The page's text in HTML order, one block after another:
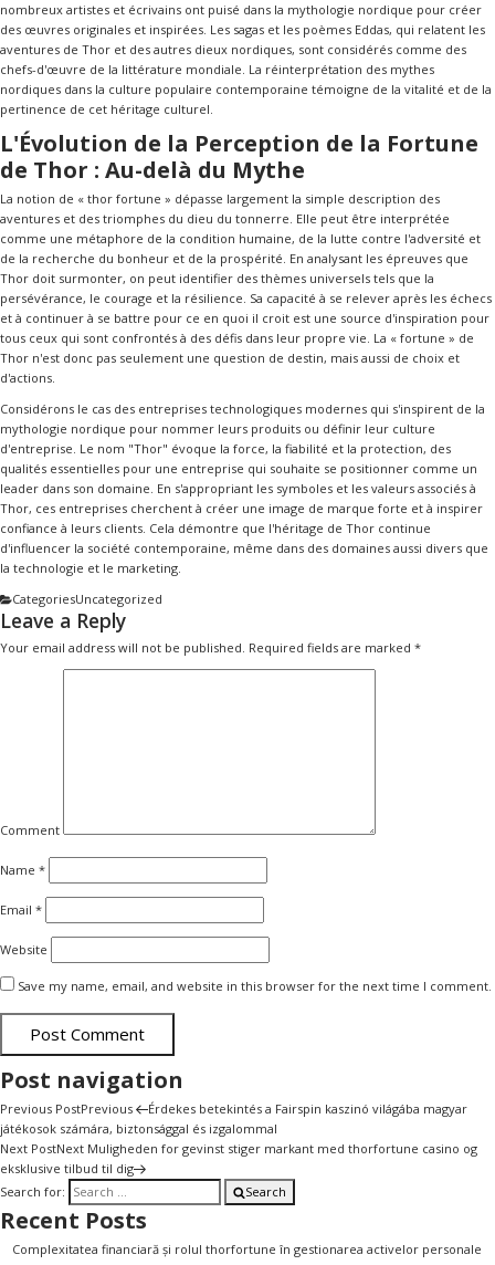
nombreux artistes et écrivains ont puisé dans la mythologie nordique pour créer
des œuvres originales et inspirées. Les sagas et les poèmes Eddas, qui relatent les
aventures de Thor et des autres dieux nordiques, sont considérés comme des
chefs-d'œuvre de la littérature mondiale. La réinterprétation des mythes
nordiques dans la culture populaire contemporaine témoigne de la vitalité et de la
pertinence de cet héritage culturel.
L'Évolution de la Perception de la Fortune
de Thor : Au-delà du Mythe
La notion de « thor fortune » dépasse largement la simple description des
aventures et des triomphes du dieu du tonnerre. Elle peut être interprétée
comme une métaphore de la condition humaine, de la lutte contre l'adversité et
de la recherche du bonheur et de la prospérité. En analysant les épreuves que
Thor doit surmonter, on peut identifier des thèmes universels tels que la
persévérance, le courage et la résilience. Sa capacité à se relever après les échecs
et à continuer à se battre pour ce en quoi il croit est une source d'inspiration pour
tous ceux qui sont confrontés à des défis dans leur propre vie. La « fortune » de
Thor n'est donc pas seulement une question de destin, mais aussi de choix et
d'actions.
Considérons le cas des entreprises technologiques modernes qui s'inspirent de la
mythologie nordique pour nommer leurs produits ou définir leur culture
d'entreprise. Le nom "Thor" évoque la force, la fiabilité et la protection, des
qualités essentielles pour une entreprise qui souhaite se positionner comme un
leader dans son domaine. En s'appropriant les symboles et les valeurs associés à
Thor, ces entreprises cherchent à créer une image de marque forte et à inspirer
confiance à leurs clients. Cela démontre que l'héritage de Thor continue
d'influencer la société contemporaine, même dans des domaines aussi divers que
la technologie et le marketing.
CategoriesUncategorized
Leave a Reply
Your email address will not be published. Required fields are marked *
Comment
Name *
Email *
Website
Save my name, email, and website in this browser for the next time I comment.
Post navigation
Previous PostPrevious
Érdekes betekintés a Fairspin kaszinó világába magyar
játékosok számára, biztonsággal és izgalommal
Next PostNext Muligheden for gevinst stiger markant med thorfortune casino og
eksklusive tilbud til dig
Search for:
Search
Recent Posts
Complexitatea financiară și rolul thorfortune în gestionarea activelor personale